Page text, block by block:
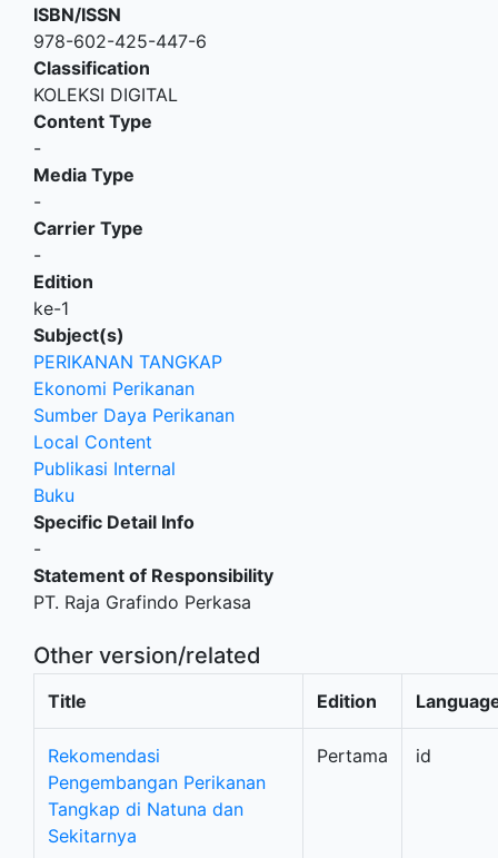
ISBN/ISSN
978-602-425-447-6
Classification
KOLEKSI DIGITAL
Content Type
-
Media Type
-
Carrier Type
-
Edition
ke-1
Subject(s)
PERIKANAN TANGKAP
Ekonomi Perikanan
Sumber Daya Perikanan
Local Content
Publikasi Internal
Buku
Specific Detail Info
-
Statement of Responsibility
PT. Raja Grafindo Perkasa
Other version/related
Title Edition
Rekomendasi
Pengembangan Perikanan
Tangkap di Natuna dan
Sekitarnya
Pertama id